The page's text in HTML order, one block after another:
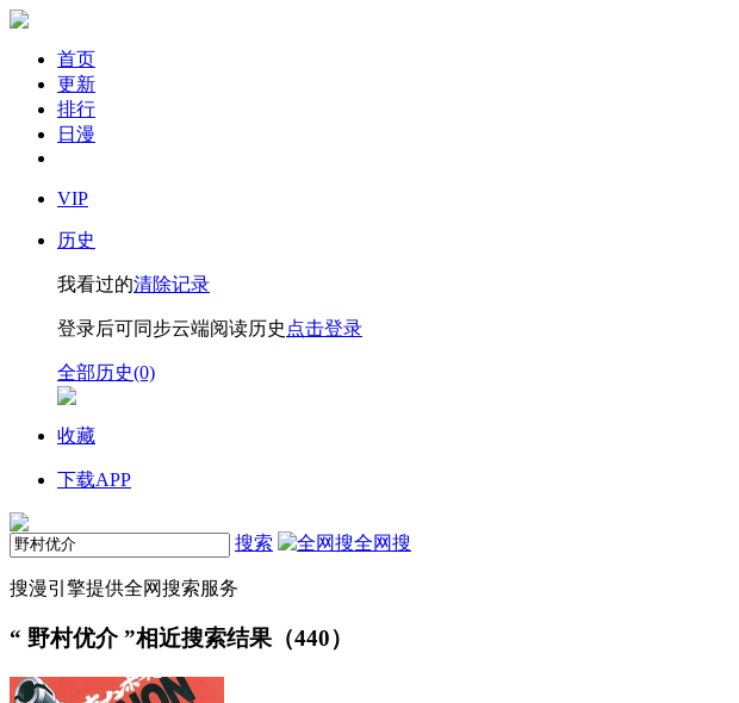
首页
更新
排行
日漫
VIP
历史
我看过的清除记录
登录后可同步云端阅读历史 点击登录
全部历史(0)
收藏
下载APP
搜索 全网搜
搜漫引擎提供全网搜索服务
“ 野村优介”相近搜索结果（440）